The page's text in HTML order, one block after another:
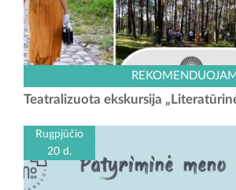
Leiskitės į kelionę laiku ir atraskite
saugomas Kačerginės kurorto paslaptis!
nuotaika spinduliuojanti ponia
Teatralizuota ekskursija
Rugpjūčio
20 d.